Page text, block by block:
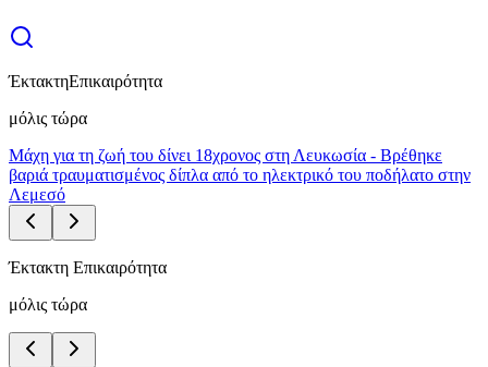
ΈκτακτηΕπικαιρότητα
μόλις τώρα
Μάχη για τη ζωή του δίνει 18χρονος στη Λευκωσία - Βρέθηκε
βαριά τραυματισμένος δίπλα από το ηλεκτρικό του ποδήλατο στην
Λεμεσό
Έκτακτη Επικαιρότητα
μόλις τώρα